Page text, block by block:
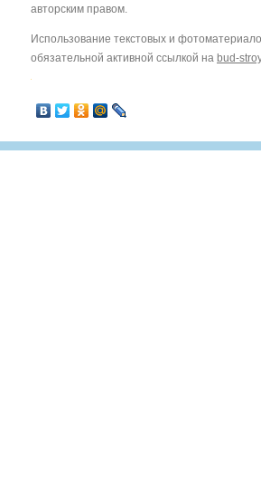
авторским правом.
Использование текстовых и
обязательной активной ссылкой на bud-